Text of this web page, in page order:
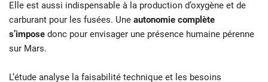
Elle est aussi indispensable à la production d’oxygène et de
carburant pour les fusées. Une autonomie complète
s’impose donc pour envisager une présence humaine pérenne
sur Mars.
L’étude analyse la faisabilité technique et les besoins